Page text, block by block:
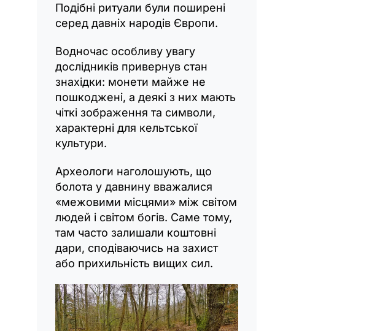
Подібні ритуали були поширені
серед давніх народів Європи.
Водночас особливу увагу
дослідників привернув стан
знахідки: монети майже не
пошкоджені, а деякі з них мають
чіткі зображення та символи,
характерні для кельтської
культури.
Археологи наголошують, що
болота у давнину вважалися
«межовими місцями» між світом
людей і світом богів. Саме тому,
там часто залишали коштовні
дари, сподіваючись на захист
або прихильність вищих сил.